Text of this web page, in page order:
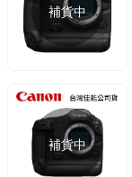
補貨中
補貨中